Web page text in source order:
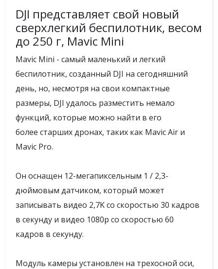
DJI представляет свой новый
сверхлегкий беспилотник, весом
до 250 г, Mavic Mini
Mavic Mini - самый маленький и легкий
беспилотник, созданный DJI на сегодняшний
день, но, несмотря на свои компактные
размеры, DJI удалось разместить немало
функций, которые можно найти в его
более старших дронах, таких как Mavic Air и
Mavic Pro.
Он оснащен 12-мегапиксельным 1 / 2,3-
дюймовым датчиком, который может
записывать видео 2,7K со скоростью 30 кадров
в секунду и видео 1080p со скоростью 60
кадров в секунду.
Модуль камеры установлен на трехосной оси,